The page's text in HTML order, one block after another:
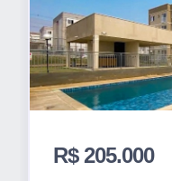
R$ 205.000